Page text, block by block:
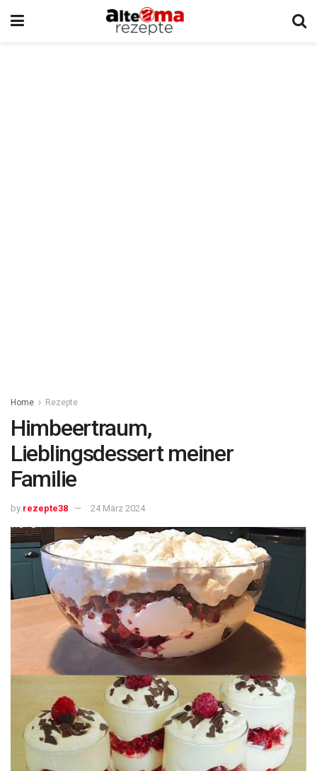
Home Rezepte
Himbeertraum,
Lieblingsdessert meiner
Familie
by rezepte38 24 März 2024